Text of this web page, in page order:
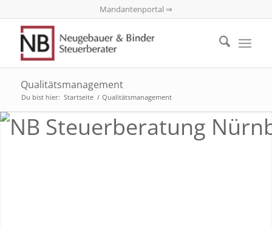
Mandantenportal ⇒
Qualitätsmanagement
Du bist hier: Startseite / Qualitätsmanagement